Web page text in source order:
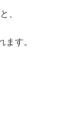
、
す。